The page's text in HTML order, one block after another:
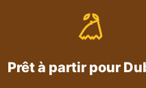
Prêt à partir pour